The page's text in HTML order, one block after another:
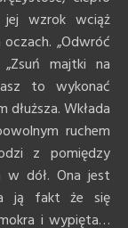
wzrok wciąż
„Odwróć
majtki na
to wykonać
Wkłada
ruchem
z pomiędzy
w dół. Ona jest
ją fakt że się
i wypięta…